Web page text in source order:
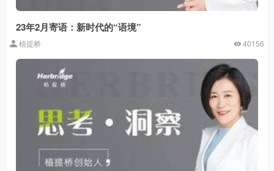
23年2月寄语：新时代的“语境”
植提桥 40156